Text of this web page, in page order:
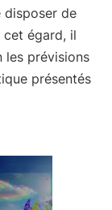
disposer de
cet égard, il
prévisions
présentés